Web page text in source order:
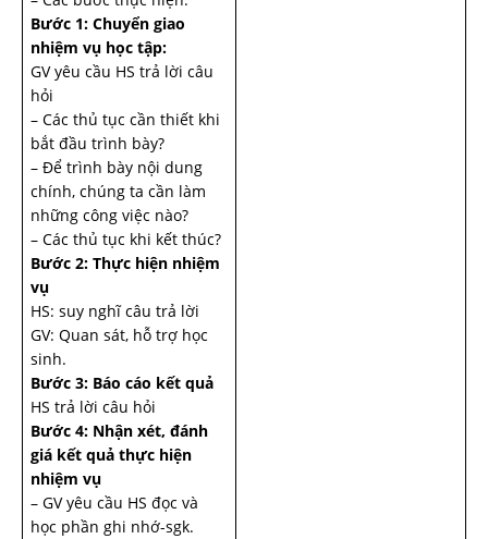
Bước 1: Chuyển giao
nhiệm vụ học tập:
GV yêu cầu HS trả lời câu
hỏi
– Các thủ tục cần thiết khi
bắt đầu trình bày?
– Để trình bày nội dung
chính, chúng ta cần làm
những công việc nào?
– Các thủ tục khi kết thúc?
Bước 2: Thực hiện nhiệm
vụ
HS: suy nghĩ câu trả lời
GV: Quan sát, hỗ trợ học
sinh.
Bước 3: Báo cáo kết quả
HS trả lời câu hỏi
Bước 4: Nhận xét, đánh
giá kết quả thực hiện
nhiệm vụ
– GV yêu cầu HS đọc và
học phần ghi nhớ-sgk.